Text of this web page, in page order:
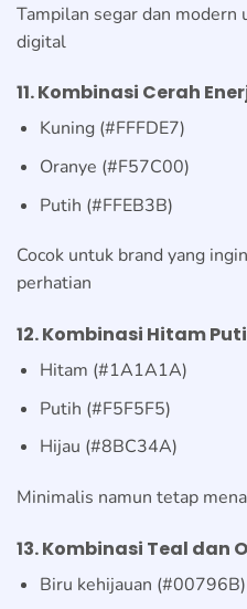
Tampilan segar dan modern
digital
11. Kombinasi Cerah
Kuning (#FFFDE7)
Oranye (#F57C00)
Putih (#FFEB3B)
Cocok untuk brand yang
perhatian
12. Kombinasi Hitam
Hitam (#1A1A1A)
Putih (#F5F5F5)
Hijau (#8BC34A)
Minimalis namun tetap
13. Kombinasi Teal dan
Biru kehijauan (#00796B)